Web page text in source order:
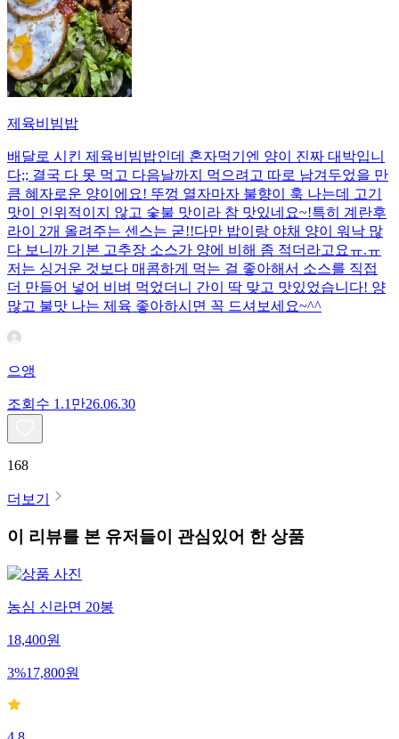
제육비빔밥
배달로 시킨 제육비빔밥인데 혼자먹기엔 양이 진짜 대박입니
다;; 결국 다 못 먹고 다음날까지 먹으려고 따로 남겨두었을 만
큼 혜자로운 양이에요! 뚜껑 열자마자 불향이 훅 나는데 고기
맛이 인위적이지 않고 숯불 맛이라 참 맛있네요~!특히 계란후
라이 2개 올려주는 센스는 굳!! ​다만 밥이랑 야채 양이 워낙 많
다 보니까 기본 고추장 소스가 양에 비해 좀 적더라고요ㅠ.ㅠ
저는 싱거운 것보다 매콤하게 먹는 걸 좋아해서 소스를 직접
더 만들어 넣어 비벼 먹었더니 간이 딱 맞고 맛있었습니다! 양
많고 불맛 나는 제육 좋아하시면 꼭 드셔보세요~^^
으앵
조회수 1.1만26.06.30
168
더보기
이 리뷰를 본 유저들이 관심있어 한 상품
농심 신라면 20봉
18,400원
3%17,800원